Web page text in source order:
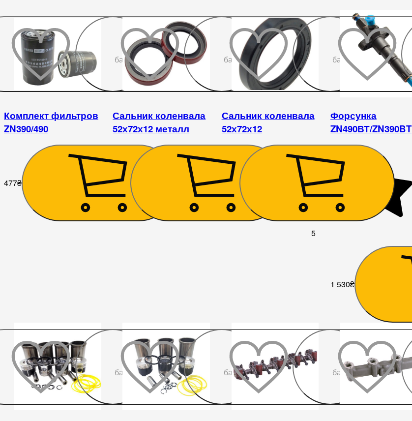
До
бажаного
Комплект фильтров
ZN390/490
477₴
До
бажаного
Сальник коленвала
52х72х12 металл
225 ₴
бажаного
Сальник коленвала
52х72х12
135
Форсунка
ZN490ВТ/ZN390BT
5
1 530₴
До
бажаного
бажаного
До
бажаного